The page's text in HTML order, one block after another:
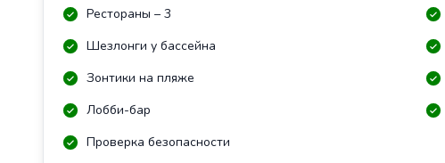
Рестораны – 3
Шезлонги у бассейна
Зонтики на пляже
Лобби-бар
Проверка безопасности